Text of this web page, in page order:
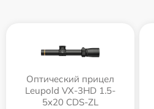
Оптический прицел
Leupold VX-3HD 1.5-
5x20 CDS-ZL